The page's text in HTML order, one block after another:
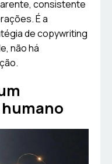
consistente
É a
de copywriting
não há